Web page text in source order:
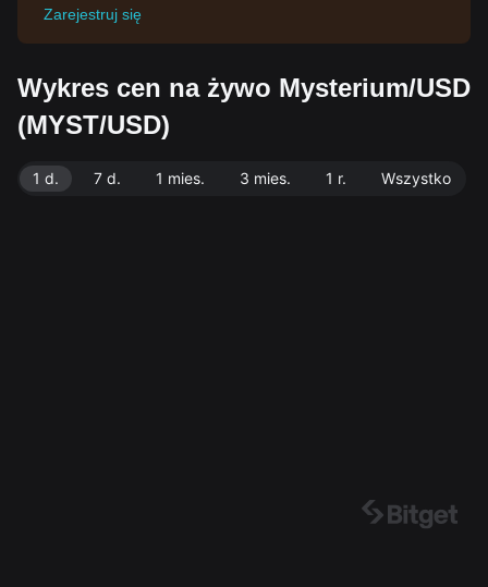
Zarejestruj się
Wykres cen na żywo Mysterium/USD
(MYST/USD)
1 d. 7 d. 1 mies. 3 mies. 1 r. Wszystko